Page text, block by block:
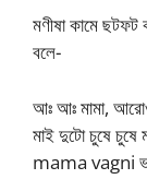
মণীষা কামে ছটফট
বলে-
আঃ আঃ মামা,
মাই দুটো চুষে
mama vagni